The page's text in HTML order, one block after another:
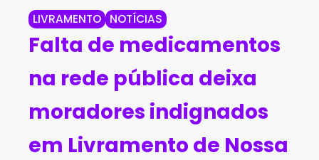
LIVRAMENTO NOTÍCIAS
Falta de medicamentos
na rede pública deixa
moradores indignados
em Livramento de Nossa